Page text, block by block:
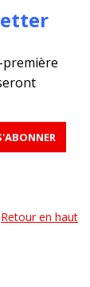
première
Retour en haut